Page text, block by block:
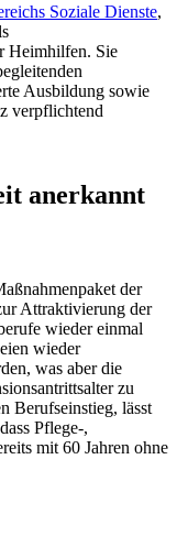
Soziale Dienste,
Heimhilfen. Sie
Ausbildung sowie
verpflichtend
anerkannt
der
Attraktivierung der
wieder einmal
wieder
was aber die
zu
Berufseinstieg, lässt
Pflege-,
mit 60 Jahren ohne